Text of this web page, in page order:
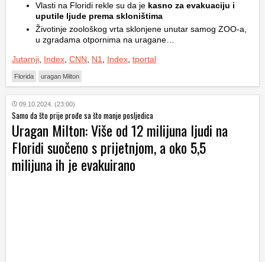
Vlasti na Floridi rekle su da je kasno za evakuaciju i
uputile ljude prema skloništima
Životinje zoološkog vrta sklonjene unutar samog ZOO-a,
u zgradama otpornima na uragane…
Jutarnji Index CNN N1 Index tportal
Florida uragan Milton
09.10.2024. (23:00)
Samo da što prije prođe sa što manje posljedica
Uragan Milton: Više od 12 milijuna ljudi na
Floridi suočeno s prijetnjom, a oko 5,5
milijuna ih je evakuirano